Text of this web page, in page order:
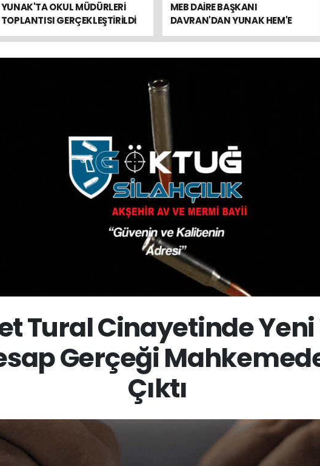
YUNAK'TA OKUL MÜDÜRLERİ
TOPLANTISI GERÇEKLEŞTİRİLDİ
MEB DAİRE BAŞKANI
DAVRAN'DAN YUNAK HEM'E
ZİYARET
Tural Cinayetinde Yeni
Gerçeği
Çıktı